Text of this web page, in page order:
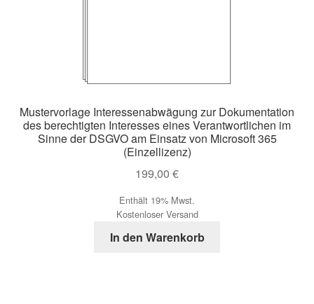
Mustervorlage Interessenabwägung zur Dokumentation
des berechtigten Interesses eines Verantwortlichen im
Sinne der DSGVO am Einsatz von Microsoft 365
(Einzellizenz)
199,00 €
Enthält 19% Mwst.
Kostenloser Versand
In den Warenkorb